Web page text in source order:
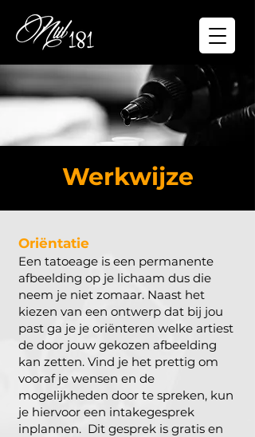
Werkwijze
Oriëntatie
Een tatoeage is een permanente
afbeelding op je lichaam dus die
neem je niet zomaar. Naast het
kiezen van een ontwerp dat bij jou
past ga je je oriënteren welke artiest
de door jouw gekozen afbeelding
kan zetten. Vind je het prettig om
vooraf je wensen en de
mogelijkheden door te spreken, kun
je hiervoor een intakegesprek
inplannen. Dit gesprek is gratis en